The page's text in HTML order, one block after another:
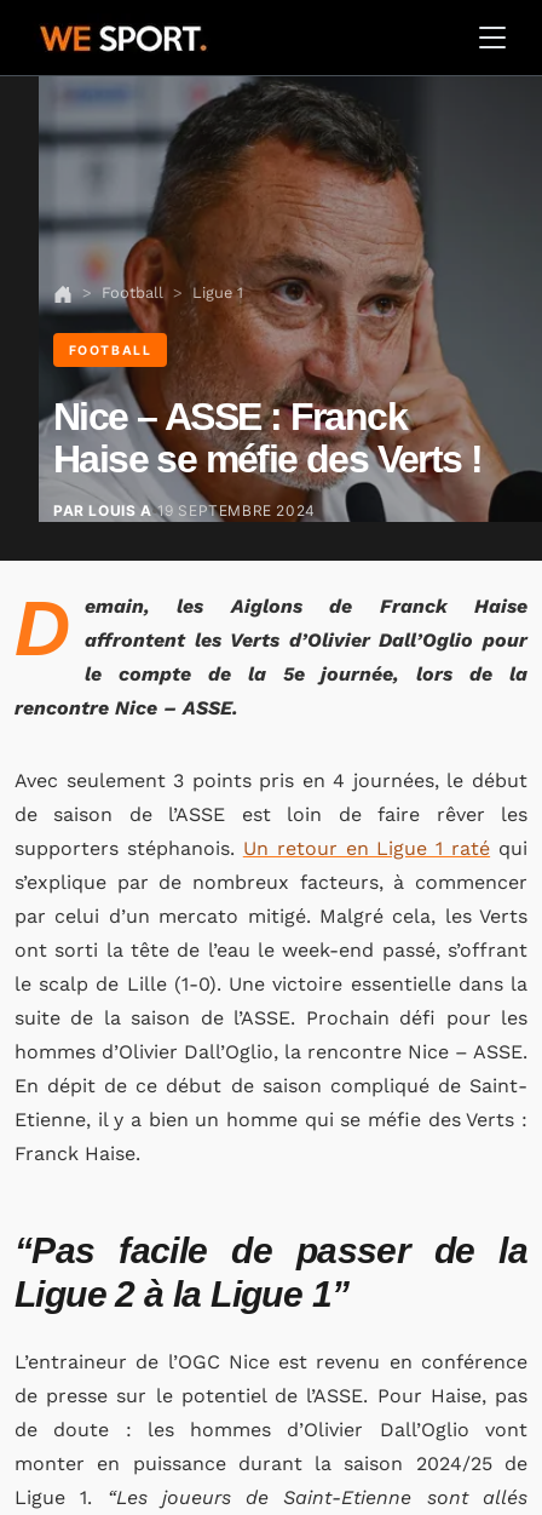
Football Ligue 1
FOOTBALL
Nice – ASSE : Franck
Haise se méfie des Verts !
PAR LOUIS A 19 SEPTEMBRE 2024
D
emain, les Aiglons de Franck Haise
affrontent les Verts d’Olivier Dall’Oglio pour
le compte de la 5e journée, lors de la
rencontre Nice – ASSE.
Avec seulement 3 points pris en 4 journées, le début
de saison de l’ASSE est loin de faire rêver les
supporters stéphanois. Un retour en Ligue 1 raté qui
s’explique par de nombreux facteurs, à commencer
par celui d’un mercato mitigé. Malgré cela, les Verts
ont sorti la tête de l’eau le week-end passé, s’offrant
le scalp de Lille (1-0). Une victoire essentielle dans la
suite de la saison de l’ASSE. Prochain défi pour les
hommes d’Olivier Dall’Oglio, la rencontre Nice – ASSE.
En dépit de ce début de saison compliqué de Saint-
Etienne, il y a bien un homme qui se méfie des Verts :
Franck Haise.
“Pas facile de passer de la
Ligue 2 à la Ligue 1”
L’entraineur de l’OGC Nice est revenu en conférence
de presse sur le potentiel de l’ASSE. Pour Haise, pas
de doute : les hommes d’Olivier Dall’Oglio vont
monter en puissance durant la saison 2024/25 de
Ligue 1. “Les joueurs de Saint-Etienne sont allés